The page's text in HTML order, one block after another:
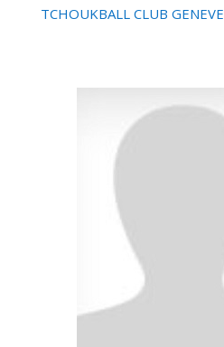
TCHOUKBALL CLUB GENEVE